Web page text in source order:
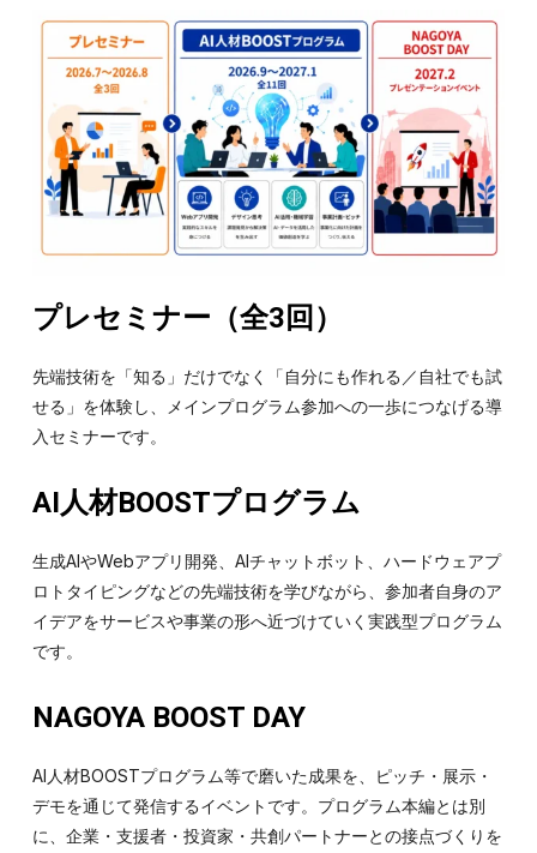
プレセミナー（全3回）
先端技術を「知る」だけでなく「自分にも作れる／自社でも試
せる」を体験し、メインプログラム参加への一歩につなげる導
入セミナーです。
AI人材BOOSTプログラム
生成AIやWebアプリ開発、AIチャットボット、ハードウェアプ
ロトタイピングなどの先端技術を学びながら、参加者自身のア
イデアをサービスや事業の形へ近づけていく実践型プログラム
です。
NAGOYA BOOST DAY
AI人材BOOSTプログラム等で磨いた成果を、ピッチ・展示・
デモを通じて発信するイベントです。プログラム本編とは別
に、企業・支援者・投資家・共創パートナーとの接点づくりを